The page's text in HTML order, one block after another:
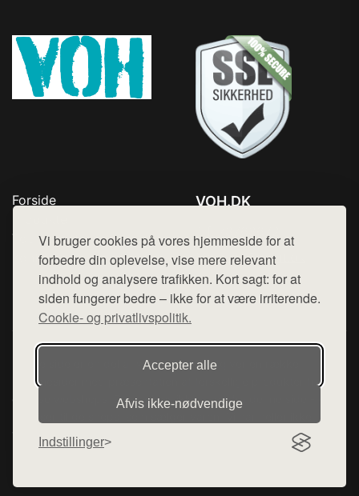
Vi bruger cookies på vores hjemmeside for at
forbedre din oplevelse, vise mere relevant
indhold og analysere trafikken. Kort sagt: for at
siden fungerer bedre – ikke for at være irriterende.
Cookie- og privatlivspolitik.
Accepter alle
Afvis ikke‑nødvendige
Indstillinger
Forside
Top Rabatter
Kontakt
VOH.DK
Mail: hej@want.dk
Cookie- og privatlivspolitik
Denne side er en del af want.dk, der udgiver en række
hjemmesider med præsentation af forskellige produkter fra
diverse webshops. Der sælges ikke varer fra denne side - vi
henviser til de shops, som sælger varen. Vi har heller ikke
varerne på lager.